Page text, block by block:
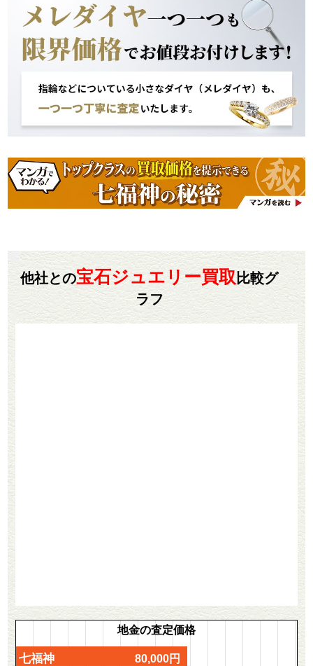
他社との宝石ジュエリー買取比較グ
ラフ
地金の査定価格
七福神 80,000円